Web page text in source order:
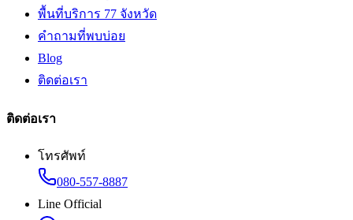
พื้นที่บริการ 77 จังหวัด
คำถามที่พบบ่อย
Blog
ติดต่อเรา
ติดต่อเรา
โทรศัพท์
080-557-8887
Line Official